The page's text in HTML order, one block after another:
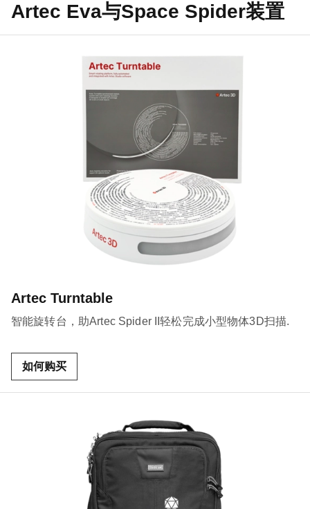
Artec Eva与Space Spider装置
Artec Turntable
智能旋转台，助Artec Spider II轻松完成小型物体3D扫描.
如何购买